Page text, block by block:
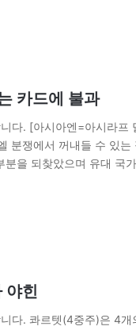
카드에 불과
다. [아시아엔=아시라프
분쟁에서 꺼내들 수 있는
을 되찾았으며 유대 국
야힌
다. 콰르텟(4중주)은 4개